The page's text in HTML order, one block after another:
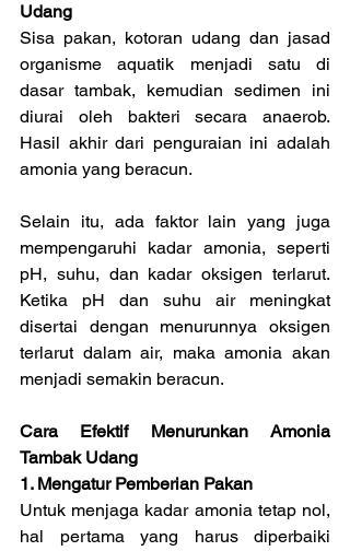
Udang
Sisa pakan, kotoran udang dan jasad
organisme aquatik menjadi satu di
dasar tambak, kemudian sedimen ini
diurai oleh bakteri secara anaerob.
Hasil akhir dari penguraian ini adalah
amonia yang beracun.
Selain itu, ada faktor lain yang juga
mempengaruhi kadar amonia, seperti
pH, suhu, dan kadar oksigen terlarut.
Ketika pH dan suhu air meningkat
disertai dengan menurunnya oksigen
terlarut dalam air, maka amonia akan
menjadi semakin beracun.
Cara Efektif Menurunkan Amonia
Tambak Udang
1. Mengatur Pemberian Pakan
Untuk menjaga kadar amonia tetap nol,
hal pertama yang harus diperbaiki